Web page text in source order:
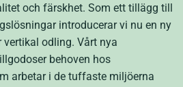
och färskhet. Som ett tillägg till
introducerar vi nu en ny
odling. Vårt nya
behoven hos
arbetar i de tuffaste miljöerna